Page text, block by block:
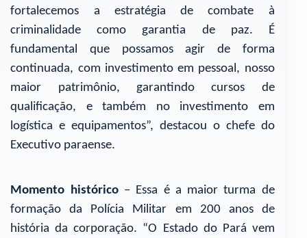
fortalecemos a estratégia de combate à
criminalidade como garantia de paz. É
fundamental que possamos agir de forma
continuada, com investimento em pessoal, nosso
maior patrimônio, garantindo cursos de
qualificação, e também no investimento em
logística e equipamentos”, destacou o chefe do
Executivo paraense.
Momento histórico– Essa é a maior turma de
formação da Polícia Militar em 200 anos de
história da corporação. “O Estado do Pará vem